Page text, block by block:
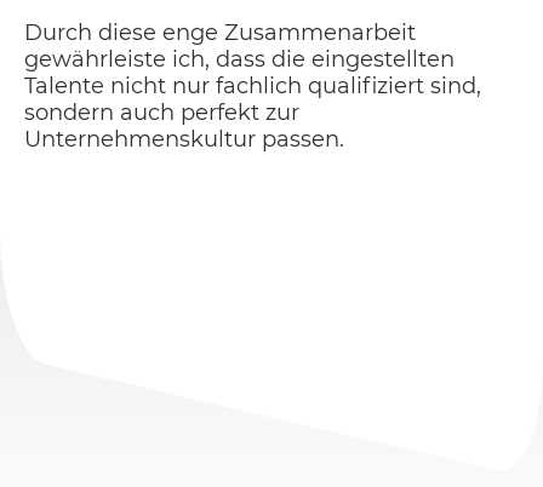
Durch diese enge Zusammenarbeit
gewährleiste ich, dass die eingestellten
Talente nicht nur fachlich qualifiziert sind,
sondern auch perfekt zur
Unternehmenskultur passen.